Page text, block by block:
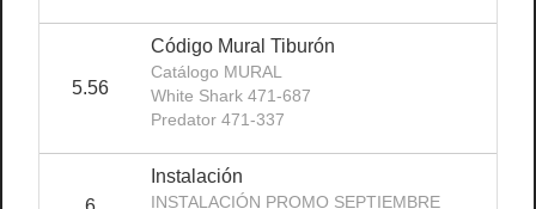
5.56
Código Mural Tiburón
Catálogo MURAL
White Shark 471-687
Predator 471-337
Instalación
INSTALACIÓN PROMO SEPTIEMBRE